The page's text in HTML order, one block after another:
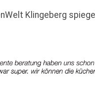
Klingeberg